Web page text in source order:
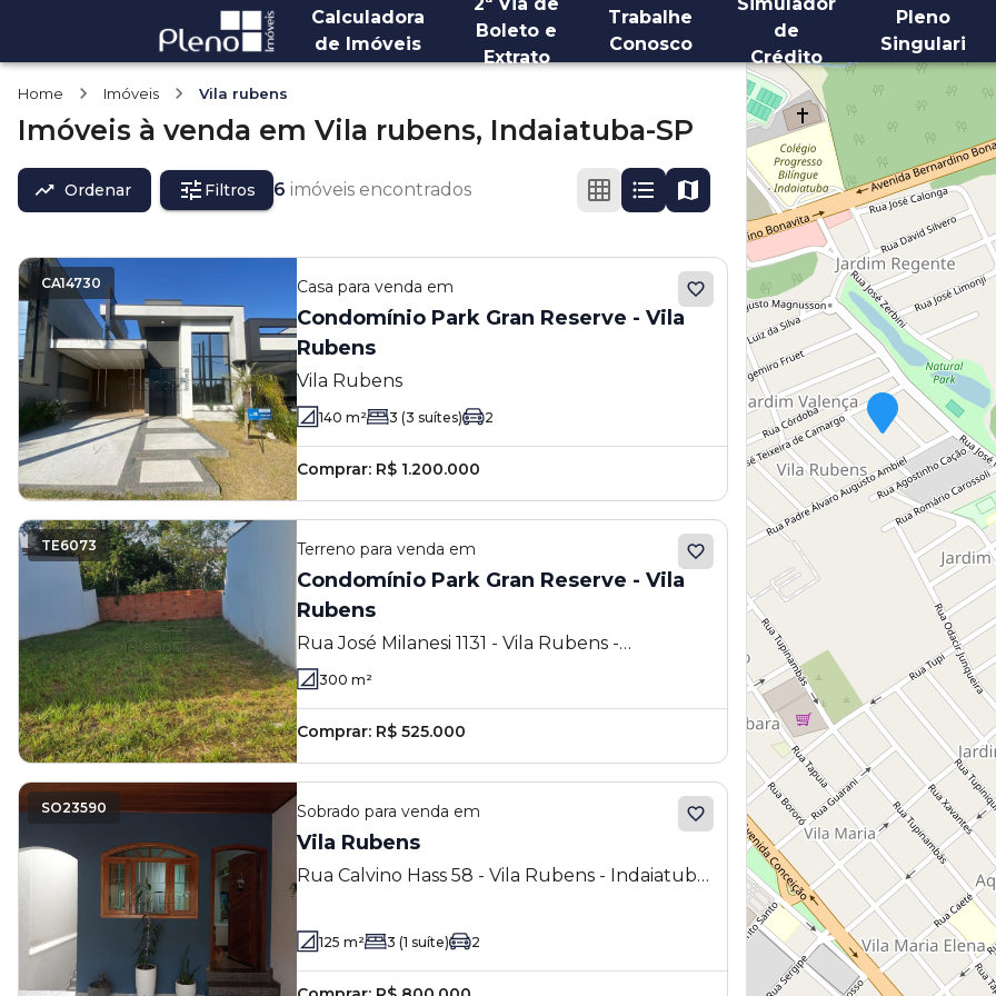
Calculadora
de Imóveis
Boleto e
Extrato
Trabalhe
Conosco
de
Crédito
Pleno
Singulari
Home Imóveis Vila rubens
Imóveis à venda em Vila rubens, Indaiatuba-SP
Ordenar Filtros 6 imóveis encontrados
CA14730 Casa para venda em
Condomínio Park Gran Reserve - Vila
Rubens
Vila Rubens
140 m² 3 (3 suítes) 2
Comprar: R$ 1.200.000
TE6073 Terreno para venda em
Condomínio Park Gran Reserve - Vila
Rubens
Rua José Milanesi 1131 - Vila Rubens -
Indaiatuba - SP
300 m²
Comprar: R$ 525.000
SO23590 Sobrado para venda em
Vila Rubens
Rua Calvino Hass 58 - Vila Rubens - Indaiatuba
125 m² 3 (1 suíte) 2